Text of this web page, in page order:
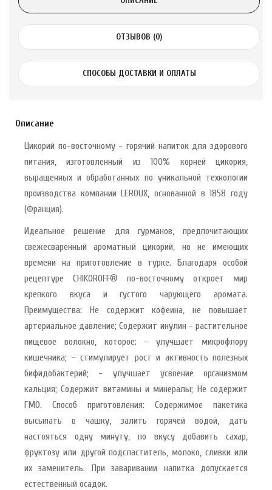
ОТЗЫВОВ (0)
СПОСОБЫ ДОСТАВКИ И ОПЛАТЫ
Описание
Цикорий по-восточному - горячий напиток для здорового
питания, изготовленный из 100% корней цикория,
выращенных и обработанных по уникальной технологии
производства компании LEROUX, основанной в 1858 году
(Франция).
Идеальное решение для гурманов, предпочитающих
свежесваренный ароматный цикорий, но не имеющих
времени на приготовление в турке. Благодаря особой
рецептуре CHIKOROFF® по-восточному откроет мир
крепкого вкуса и густого чарующего аромата.
Преимущества: Не содержит кофеина, не повышает
артериальное давление; Содержит инулин - растительное
пищевое волокно, которое: - улучшает микрофлору
кишечника; - стимулирует рост и активность полезных
бифидобактерий; - улучшает усвоение организмом
кальция; Содержит витамины и минералы; Не содержит
ГМО. Способ приготовления: Содержимое пакетика
высыпать в чашку, залить горячей водой, дать
настояться одну минуту, по вкусу добавить сахар,
фруктозу или другой подсластитель, молоко, сливки или
их заменитель. При заваривании напитка допускается
естественный осадок.